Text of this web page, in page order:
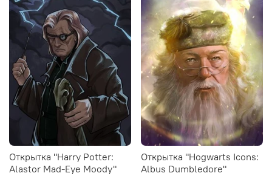
Открытка "Harry Potter:
Alastor Mad-Eye Moody"
Открытка "Hogwarts Icons:
Albus Dumbledore"